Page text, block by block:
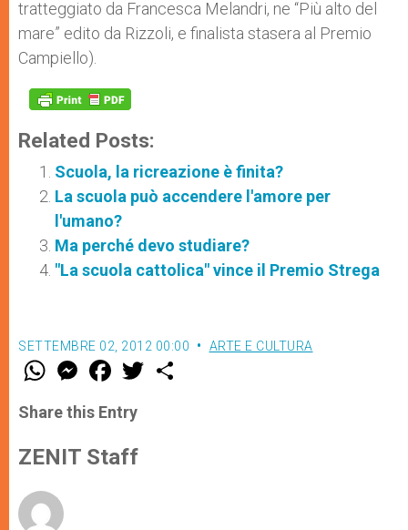
tratteggiato da Francesca Melandri, ne “Più alto del
mare” edito da Rizzoli, e finalista stasera al Premio
Campiello).
Related Posts:
Scuola, la ricreazione è finita?
La scuola può accendere l'amore per
l'umano?
Ma perché devo studiare?
"La scuola cattolica" vince il Premio Strega
SETTEMBRE 02, 2012 00:00 ARTE E CULTURA
W
t
s
p
p
M
e
s
e
g
e
F
a
e
b
o
k
w
Share this Entry
ZENIT Staff